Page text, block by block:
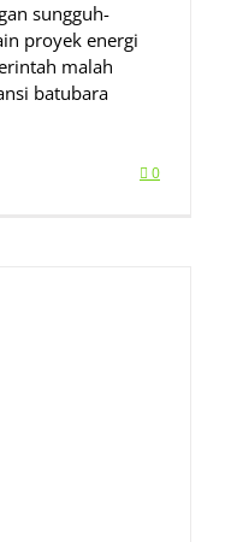
sungguh-
proyek energi
malah
batubara
0